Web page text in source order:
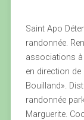
Saint Apo
randonnée.
associations à
en direction
Bouilland».
randonnée
Marguerite.